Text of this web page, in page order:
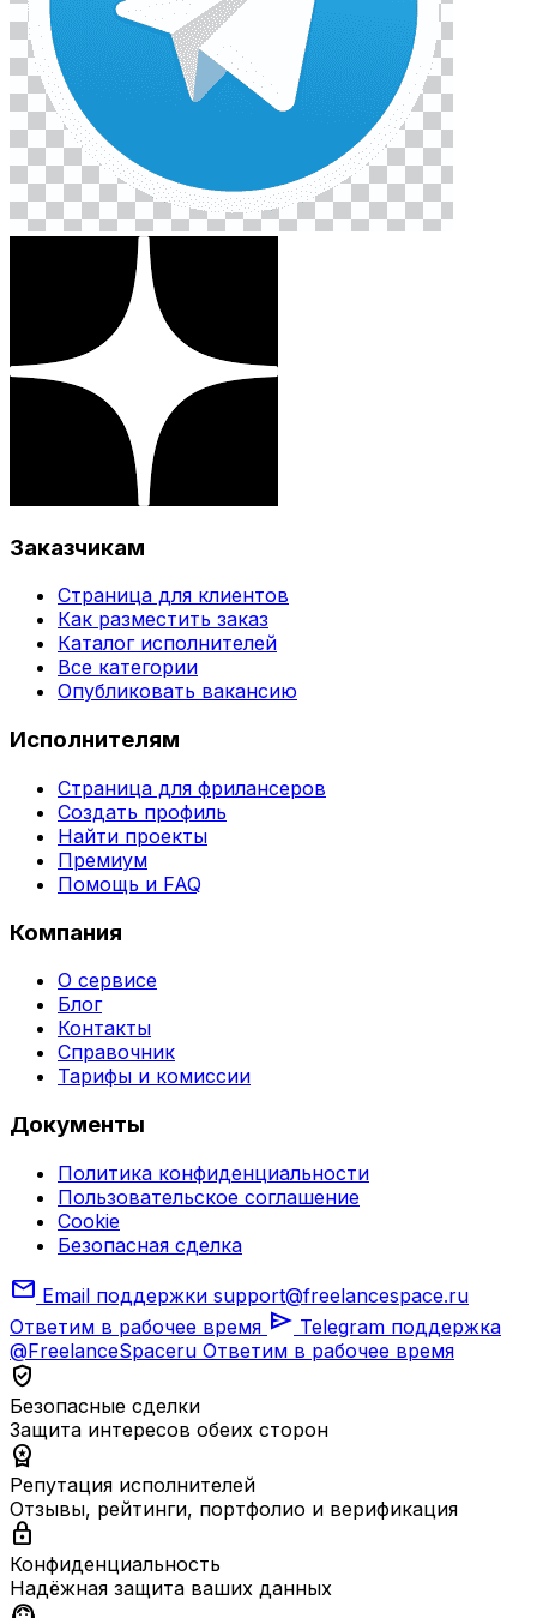
Заказчикам
Страница для клиентов
Как разместить заказ
Каталог исполнителей
Все категории
Опубликовать вакансию
Исполнителям
Страница для фрилансеров
Создать профиль
Найти проекты
Премиум
Помощь и FAQ
Компания
О сервисе
Блог
Контакты
Справочник
Тарифы и комиссии
Документы
Политика конфиденциальности
Пользовательское соглашение
Cookie
Безопасная сделка
mail Email поддержки support@freelancespace.ru
Ответим в рабочее время send Telegram поддержка
@FreelanceSpaceru Ответим в рабочее время
verified_user
Безопасные сделки
Защита интересов обеих сторон
workspace_premium
Репутация исполнителей
Отзывы, рейтинги, портфолио и верификация
lock
Конфиденциальность
Надёжная защита ваших данных